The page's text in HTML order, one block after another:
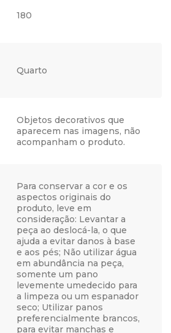
180
Quarto
Objetos decorativos que
aparecem nas imagens, não
acompanham o produto.
Para conservar a cor e os
aspectos originais do
produto, leve em
consideração: Levantar a
peça ao deslocá-la, o que
ajuda a evitar danos à base
e aos pés; Não utilizar água
em abundância na peça,
somente um pano
levemente umedecido para
a limpeza ou um espanador
seco; Utilizar panos
preferencialmente brancos,
para evitar manchas e